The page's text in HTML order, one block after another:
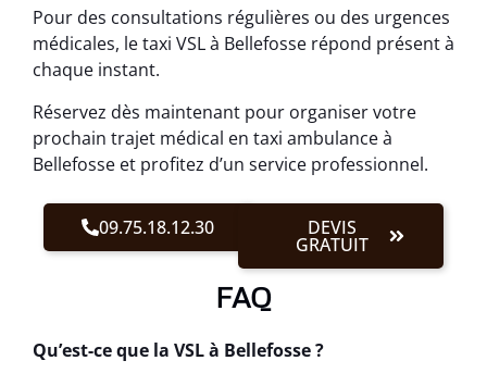
Pour des consultations régulières ou des urgences
médicales, le taxi VSL à Bellefosse répond présent à
chaque instant.
Réservez dès maintenant pour organiser votre
prochain trajet médical en taxi ambulance à
Bellefosse et profitez d’un service professionnel.
09.75.18.12.30 DEVIS
GRATUIT
FAQ
Qu’est-ce que la VSL à Bellefosse ?